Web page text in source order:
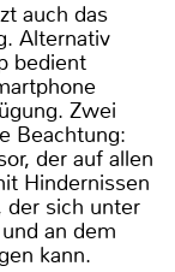
auch das
Alternativ
bedient
Zwei
Beachtung:
der auf allen
Hindernissen
der sich unter
an dem
kann.